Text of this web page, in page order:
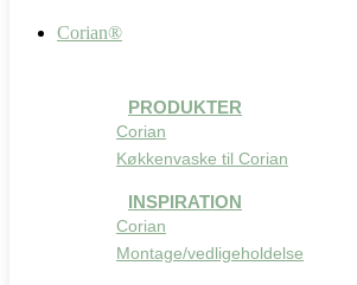
Corian®
PRODUKTER
Corian
Køkkenvaske til Corian
INSPIRATION
Corian
Montage/vedligeholdelse